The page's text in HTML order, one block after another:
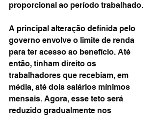
proporcional ao período trabalhado.
A principal alteração definida pelo
governo envolve o limite de renda
para ter acesso ao benefício. Até
então, tinham direito os
trabalhadores que recebiam, em
média, até dois salários mínimos
mensais. Agora, esse teto será
reduzido gradualmente nos